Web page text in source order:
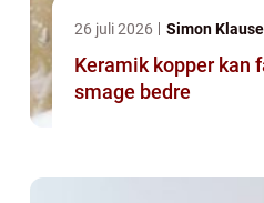
26 juli 2026 Simon
Keramik kopper kan
smage bedre